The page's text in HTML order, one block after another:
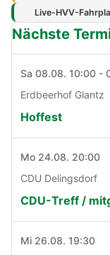
Live-HVV-
Nächste
Sa 08.08. 10:00 -
Erdbeerhof Glantz
Hoffest
Mo 24.08. 20:00
CDU Delingsdorf
CDU-Treff /
Mi 26.08. 19:30